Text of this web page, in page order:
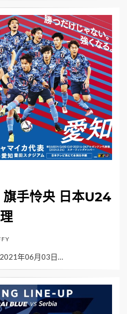
旗手怜央 日本U24
2021年06月03日…